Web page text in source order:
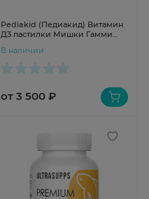
Pediakid (Педиакид) Витамин
Д3 пастилки Мишки Гамми
В наличии
от 3 500 ₽